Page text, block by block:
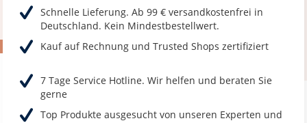
Schnelle Lieferung. Ab 99 € versandkostenfrei in
Deutschland. Kein Mindestbestellwert.
Kauf auf Rechnung und Trusted Shops zertifiziert
7 Tage Service Hotline. Wir helfen und beraten Sie
gerne
Top Produkte ausgesucht von unseren Experten und